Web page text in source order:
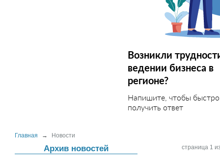
Возникли
ведении бизнеса в
регионе?
Напишите, чтобы быстро
получить ответ
Главная → Новости
Архив новостей страница 1